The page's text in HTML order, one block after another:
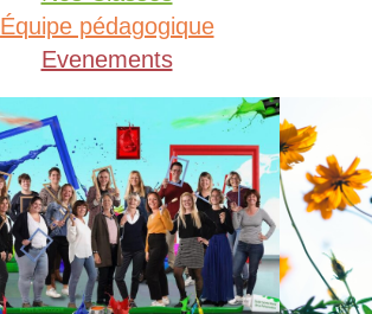
Équipe pédagogique
Evenements